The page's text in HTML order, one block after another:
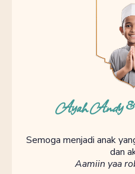
Ayah Andy &
Semoga menjadi anak
dan
Aamiin yaa